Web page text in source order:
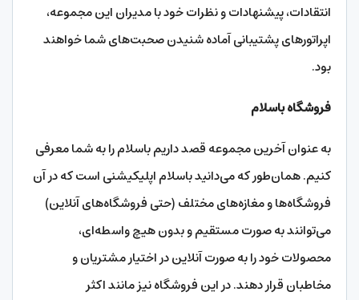
انتقادات، پیشنهادات و نظرات خود با مدیران این مجموعه،
اپراتورهای پشتیبانی آماده شنیدن صحبت‌های شما خواهند
بود.
فروشگاه باسلام
به عنوان آخرین مجموعه قصد داریم باسلام را به شما معرفی
کنیم. همان‌طور که می‌دانید باسلام اپلیکیشنی است که در آن
فروشگاه‌ها و مغازه‌های مختلف (حتی فروشگاه‌های آنلاین)
می‌توانند به صورت مستقیم و بدون هیچ واسطه‌ای،
محصولات خود را به صورت آنلاین در اختیار مشتریان و
مخاطبان قرار دهند. در این فروشگاه نیز مانند اکثر